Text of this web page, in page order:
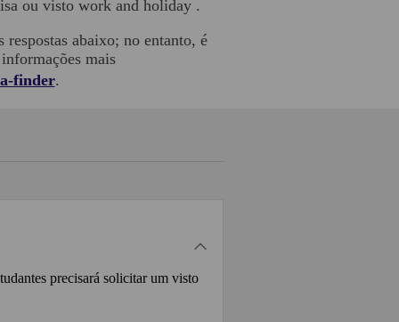
ou visto work and holiday .
respostas abaixo; no entanto, é
mais
finder.
precisará solicitar um visto